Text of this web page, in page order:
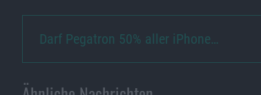
Darf Pegatron 50% aller iPhone…